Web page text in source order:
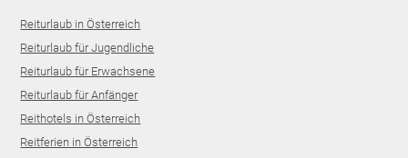
Reiturlaub in Österreich
Reiturlaub für Jugendliche
Reiturlaub für Erwachsene
Reiturlaub für Anfänger
Reithotels in Österreich
Reitferien in Österreich